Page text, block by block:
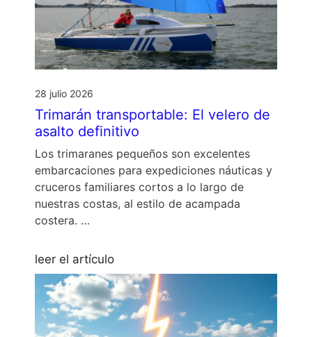
28 julio 2026
Trimarán transportable: El velero de
asalto definitivo
Los trimaranes pequeños son excelentes
embarcaciones para expediciones náuticas y
cruceros familiares cortos a lo largo de
nuestras costas, al estilo de acampada
costera. …
leer el artículo